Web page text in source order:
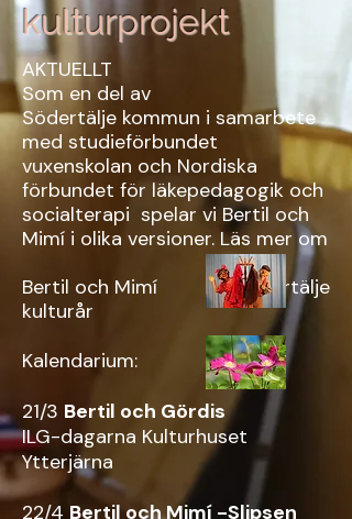
kulturprojekt
AKTUELLT
Som en del av
Södertälje kommun i samarbete
med studieförbundet
vuxenskolan och Nordiska
förbundet för läkepedagogik och
socialterapi spelar vi Bertil och
Mimí i olika versioner. Läs mer om
Bertil och Mimí
Södertälje
kulturår
Kalendarium:
21/3 Bertil och Gördis
ILG-dagarna Kulturhuset
Ytterjärna
22/4 Bertil och Mimí -Slipsen